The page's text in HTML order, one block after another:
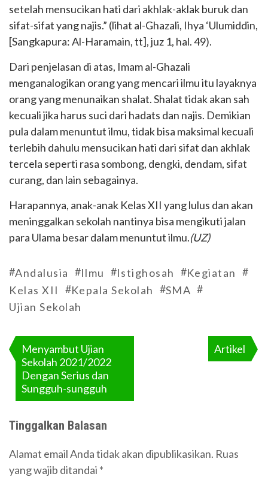
setelah mensucikan hati dari akhlak-aklak buruk dan
sifat-sifat yang najis.” (lihat al-Ghazali, Ihya ‘Ulumiddin,
[Sangkapura: Al-Haramain, tt], juz 1, hal. 49).
Dari penjelasan di atas, Imam al-Ghazali
menganalogikan orang yang mencari ilmu itu layaknya
orang yang menunaikan shalat. Shalat tidak akan sah
kecuali jika harus suci dari hadats dan najis. Demikian
pula dalam menuntut ilmu, tidak bisa maksimal kecuali
terlebih dahulu mensucikan hati dari sifat dan akhlak
tercela seperti rasa sombong, dengki, dendam, sifat
curang, dan lain sebagainya.
Harapannya, anak-anak Kelas XII yang lulus dan akan
meninggalkan sekolah nantinya bisa mengikuti jalan
para Ulama besar dalam menuntut ilmu.(UZ)
#Andalusia #Ilmu #Istighosah #Kegiatan #
Kelas XII
#Kepala Sekolah #SMA #
Ujian Sekolah
Navigasi
posMenyambut Ujian
Sekolah 2021/2022
Dengan Serius dan
Sungguh-sungguh
Artikel
Tinggalkan Balasan
Alamat email Anda tidak akan dipublikasikan. Ruas
yang wajib ditandai *